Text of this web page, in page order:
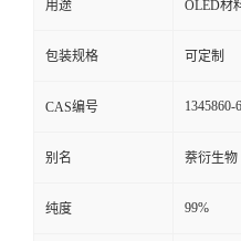
用途 OLED材
包装规格 可定制
CAS编号 1345860-
别名 萘衍生物
纯度 99%